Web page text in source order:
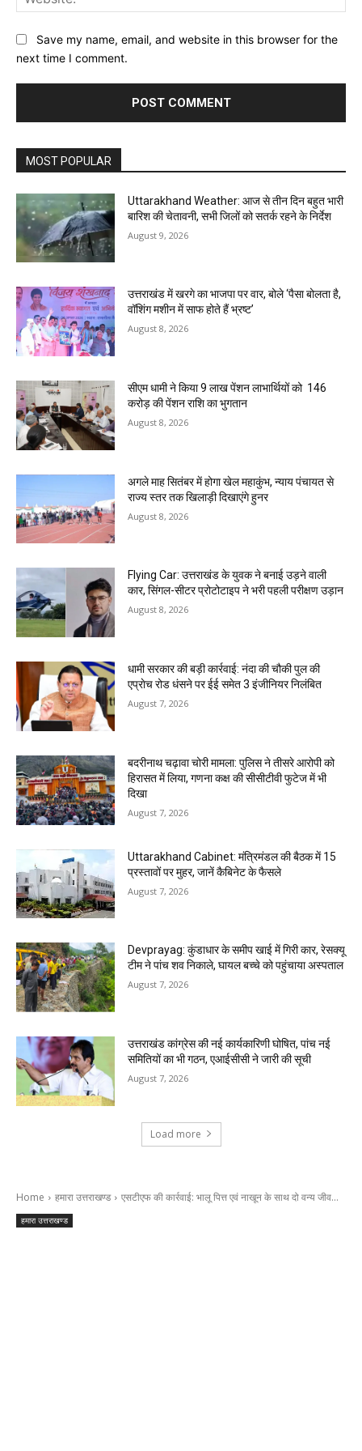
Save my name, email, and website in this browser for the
next time I comment.
MOST POPULAR
Uttarakhand Weather: आज से तीन दिन बहुत भारी
बारिश की चेतावनी, सभी जिलों को सतर्क रहने के निर्देश
August 9, 2026
उत्तराखंड में खरगे का भाजपा पर वार, बोले ‘पैसा बोलता है,
वॉशिंग मशीन में साफ होते हैं भ्रष्ट’
August 8, 2026
सीएम धामी ने किया 9 लाख पेंशन लाभार्थियों को ₹ 146
करोड़ की पेंशन राशि का भुगतान
August 8, 2026
अगले माह सितंबर में होगा खेल महाकुंभ, न्याय पंचायत से
राज्य स्तर तक खिलाड़ी दिखाएंगे हुनर
August 8, 2026
Flying Car: उत्तराखंड के युवक ने बनाई उड़ने वाली
कार, सिंगल-सीटर प्रोटोटाइप ने भरी पहली परीक्षण उड़ान
August 8, 2026
धामी सरकार की बड़ी कार्रवाई: नंदा की चौकी पुल की
एप्राेच रोड धंसने पर ईई समेत 3 इंजीनियर निलंबित
August 7, 2026
बदरीनाथ चढ़ावा चोरी मामला: पुलिस ने तीसरे आरोपी को
हिरासत में लिया, गणना कक्ष की सीसीटीवी फुटेज में भी
दिखा
August 7, 2026
Uttarakhand Cabinet: मंत्रिमंडल की बैठक में 15
प्रस्तावों पर मुहर, जानें कैबिनेट के फैसले
August 7, 2026
Devprayag: कुंडाधार के समीप खाई में गिरी कार, रेसक्यू
टीम ने पांच शव निकाले, घायल बच्चे को पहुंचाया अस्पताल
August 7, 2026
उत्तराखंड कांग्रेस की नई कार्यकारिणी घोषित, पांच नई
समितियों का भी गठन, एआईसीसी ने जारी की सूची
August 7, 2026
Load more